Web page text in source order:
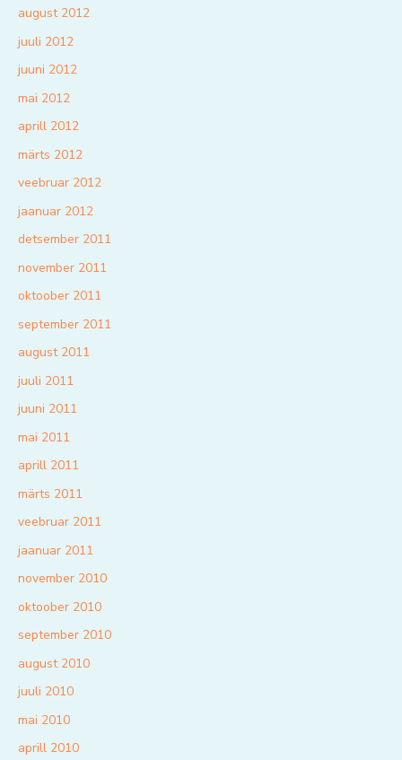
august 2012
juuli 2012
juuni 2012
mai 2012
aprill 2012
märts 2012
veebruar 2012
jaanuar 2012
detsember 2011
november 2011
oktoober 2011
september 2011
august 2011
juuli 2011
juuni 2011
mai 2011
aprill 2011
märts 2011
veebruar 2011
jaanuar 2011
november 2010
oktoober 2010
september 2010
august 2010
juuli 2010
mai 2010
aprill 2010